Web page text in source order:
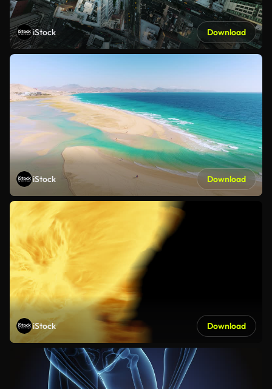
iStock Download
iStock Download
iStock Download